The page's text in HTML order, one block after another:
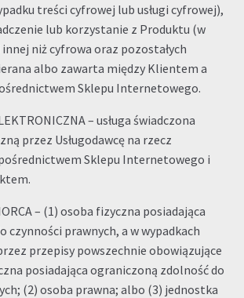
treści cyfrowej lub usługi cyfrowej),
lub korzystanie z Produktu (w
innej niż cyfrowa oraz pozostałych
albo zawarta między Klientem a
Sklepu Internetowego.
– usługa świadczona
przez Usługodawcę na rzecz
Sklepu Internetowego i
– (1) osoba fizyczna posiadająca
czynności prawnych, a w wypadkach
przepisy powszechnie obowiązujące
posiadająca ograniczoną zdolność do
(2) osoba prawna; albo (3) jednostka